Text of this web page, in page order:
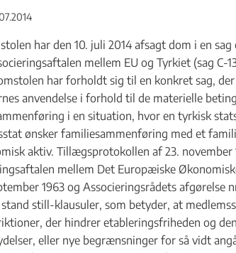
har den 10. juli 2014 afsagt dom i en
mellem EU og Tyrkiet (sag C-
har forholdt sig til en konkret sag,
anvendelse i forhold til de materielle
i en situation, hvor en tyrkisk
ønsker familiesammenføring med et
aktiv. Tillægsprotokollen af 23. november
mellem Det Europæiske
1963 og Associeringsrådets afgørelse
still-klausuler, som betyder, at
der hindrer etableringsfriheden og
eller nye begrænsninger for så vidt